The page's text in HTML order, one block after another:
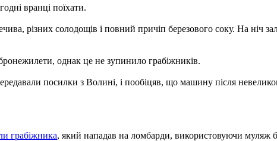
вранці поїхати.
різних солодощів і повний причіп березового соку. На ніч
однак це не зупинило грабіжників.
посилки з Волині, і пообіцяв, що машину після
грабіжника, який нападав на ломбарди, використовуючи муляж